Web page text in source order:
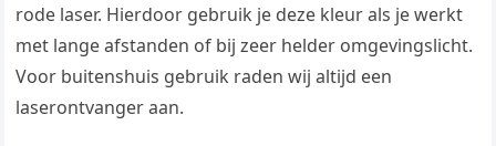
rode laser. Hierdoor gebruik je deze kleur als je werkt
met lange afstanden of bij zeer helder omgevingslicht.
Voor buitenshuis gebruik raden wij altijd een
laserontvanger aan.